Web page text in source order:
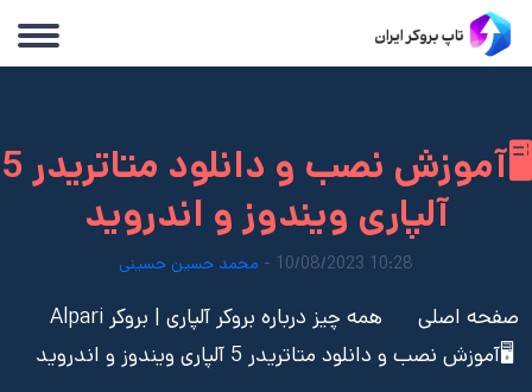
🖥️آموزش نصب و دانلود متاتریدر 5
آلپاری ویندوز و اندروید
10:28 10/08/2023 - محمد حسین حسینی
صفحه اصلی
همه چیز درباره بروکر آلپاری | بروکر Alpari
🖥️آموزش نصب و دانلود متاتریدر 5 آلپاری ویندوز و اندروید